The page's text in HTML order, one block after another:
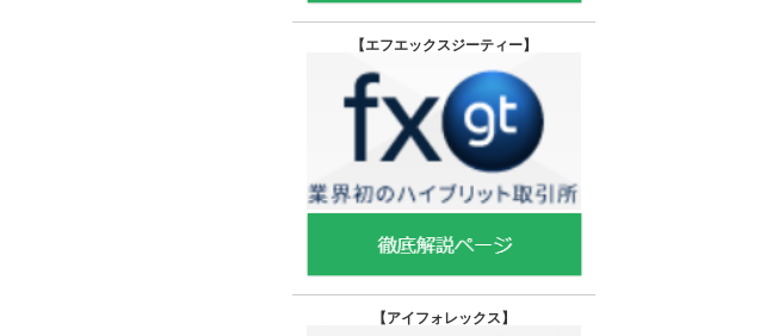
【エフエックスジーティー】
【アイフォレックス】